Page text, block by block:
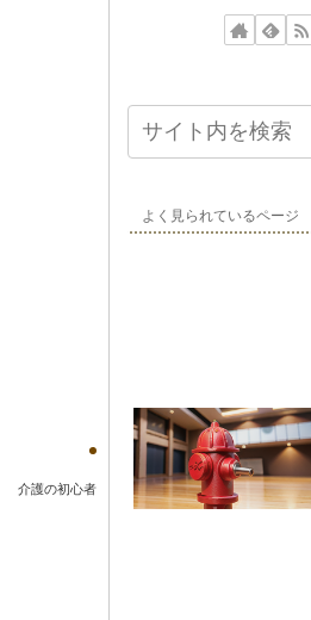
介護の初心者
よく見られているページ